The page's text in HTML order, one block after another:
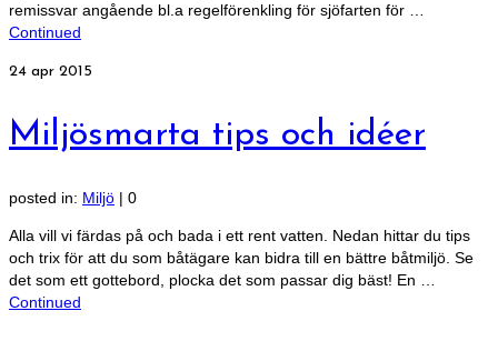
remissvar angående bl.a regelförenkling för sjöfarten för …
Continued
24 apr 2015
Miljösmarta tips och idéer
posted in: Miljö | 0
Alla vill vi färdas på och bada i ett rent vatten. Nedan hittar du tips
och trix för att du som båtägare kan bidra till en bättre båtmiljö. Se
det som ett gottebord, plocka det som passar dig bäst! En …
Continued